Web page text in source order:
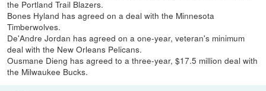
the Portland Trail Blazers.
Bones Hyland has agreed on a deal with the Minnesota
Timberwolves.
De'Andre Jordan has agreed on a one-year, veteran's minimum
deal with the New Orleans Pelicans.
Ousmane Dieng has agreed to a three-year, $17.5 million deal with
the Milwaukee Bucks.